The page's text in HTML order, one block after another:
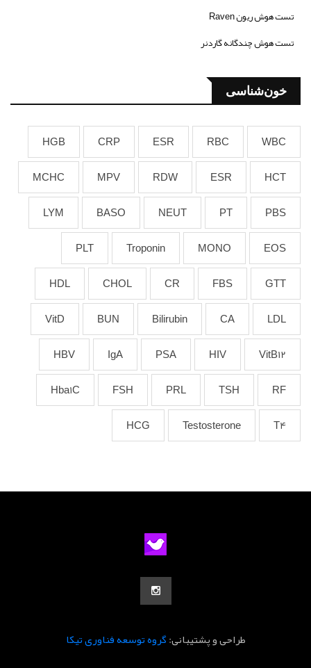
تست هوش ریون Raven
تست هوش چندگانه گاردنر
خون‌شناسی
WBC
RBC
ESR
CRP
HGB
HCT
ESR
RDW
MPV
MCHC
PBS
PT
NEUT
BASO
LYM
EOS
MONO
Troponin
PLT
GTT
FBS
CR
CHOL
HDL
LDL
CA
Bilirubin
BUN
VitD
VitB12
HIV
PSA
IgA
HBV
RF
TSH
PRL
FSH
Hba1C
T4
Testosterone
HCG
طراحی و پشتیبانی:گروه توسعه فناوری تیکا